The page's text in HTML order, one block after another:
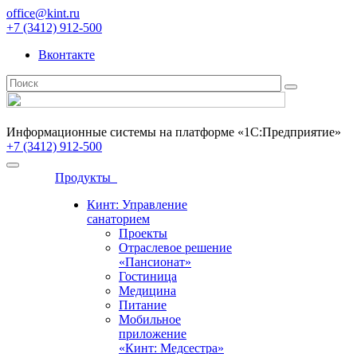
office@kint.ru
+7 (3412) 912-500
Вконтакте
Информационные системы на платформе «1С:Предприятие»
+7 (3412) 912-500
Продукты
Кинт: Управление
санаторием
Проекты
Отраслевое решение
«Пансионат»
Гостиница
Медицина
Питание
Мобильное
приложение
«Кинт: Медсестра»